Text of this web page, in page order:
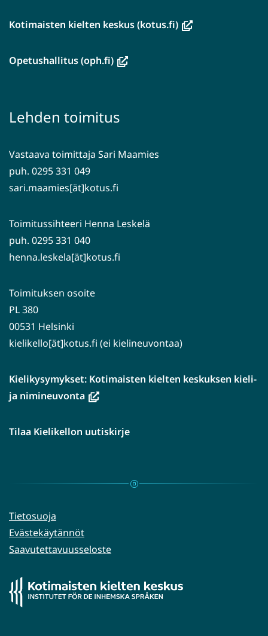
Kotimaisten kielten keskus (kotus.fi)(avautuu
Opetushallitus (oph.fi)(avautuu
toiseen
Lehden toimitus
Vastaava toimittaja Sari Maamies
puh. 0295 331 049
sari.maamies[ät]kotus.fi
Toimitussihteeri Henna Leskelä
puh. 0295 331 040
henna.leskela[ät]kotus.fi
Toimituksen osoite
PL 380
00531 Helsinki
kielikello[ät]kotus.fi (ei kielineuvontaa)
Kielikysymykset: Kotimaisten kielten keskuksen kieli-
ja nimineuvonta(avautuu
ikkunaan,
palveluun)
Tilaa Kielikellon uutiskirje
Tietosuoja
Evästekäytännöt
Saavutettavuusseloste